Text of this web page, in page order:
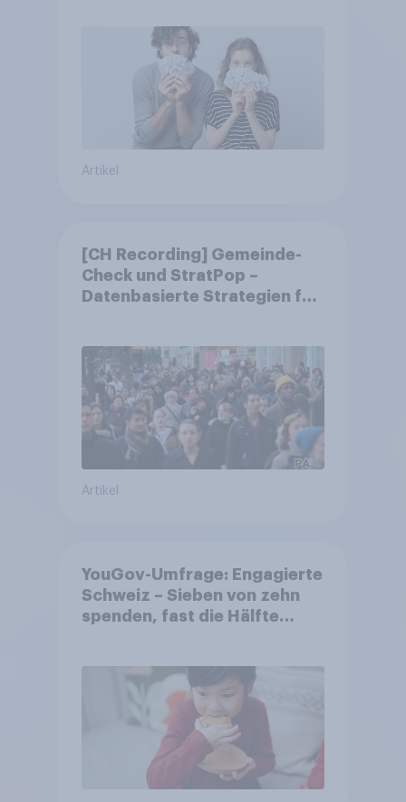
Artikel
[CH Recording] Gemeinde-
Check und StratPop –
Datenbasierte Strategien für
Artikel
YouGov-Umfrage: Engagierte
Schweiz – Sieben von zehn
spenden, fast die Hälfte